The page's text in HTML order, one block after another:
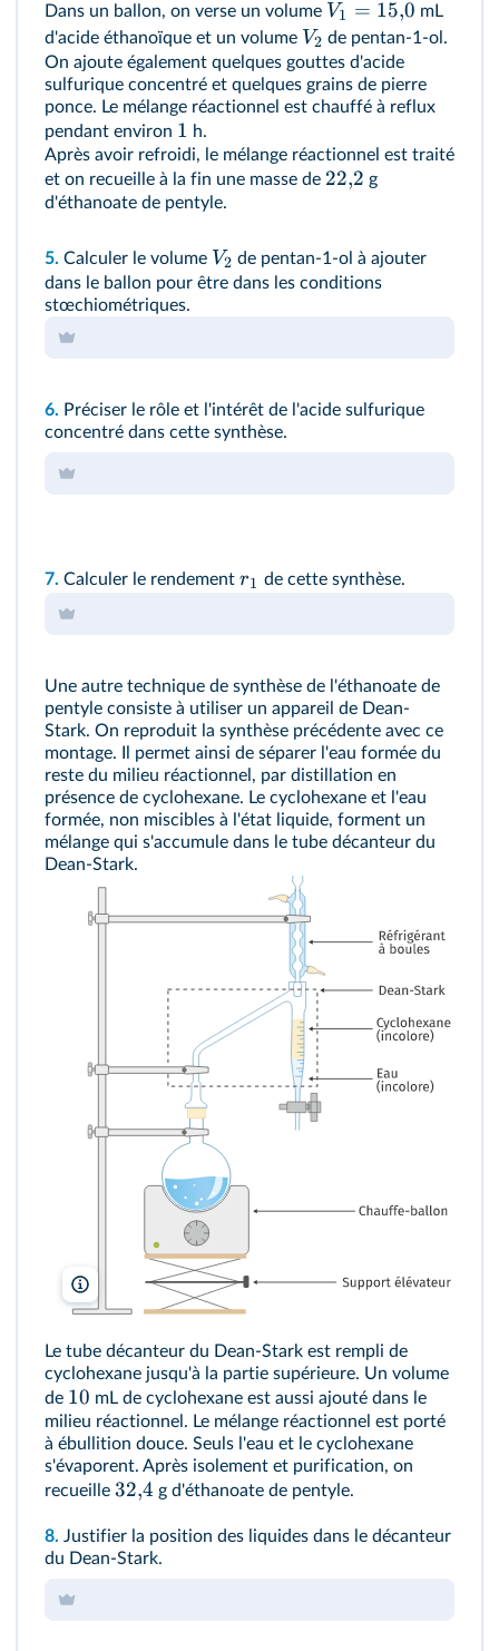
Dans un ballon, on verse un volume V1 = 15,0 mL
d'acide éthanoïque et un volume V2 de pentan-1-ol.
On ajoute également quelques gouttes d'acide
sulfurique concentré et quelques grains de pierre
ponce. Le mélange réactionnel est chauffé à reflux
pendant environ 1 h.
Après avoir refroidi, le mélange réactionnel est traité
et on recueille à la fin une masse de 22,2 g
d'éthanoate de pentyle.
5. Calculer le volume V2 de pentan-1-ol à ajouter
dans le ballon pour être dans les conditions
stœchiométriques.
6. Préciser le rôle et l'intérêt de l'acide sulfurique
concentré dans cette synthèse.
7. Calculer le rendement r1 de cette synthèse.
Une autre technique de synthèse de l'éthanoate de
pentyle consiste à utiliser un appareil de Dean-
Stark. On reproduit la synthèse précédente avec ce
montage. Il permet ainsi de séparer l'eau formée du
reste du milieu réactionnel, par distillation en
présence de cyclohexane. Le cyclohexane et l'eau
formée, non miscibles à l'état liquide, forment un
mélange qui s'accumule dans le tube décanteur du
Dean-Stark.
lelivrescolaire.fr
Le tube décanteur du Dean-Stark est rempli de
cyclohexane jusqu'à la partie supérieure. Un volume
de 10 mL de cyclohexane est aussi ajouté dans le
milieu réactionnel. Le mélange réactionnel est porté
à ébullition douce. Seuls l'eau et le cyclohexane
s'évaporent. Après isolement et purification, on
recueille 32,4 g d'éthanoate de pentyle.
8. Justifier la position des liquides dans le décanteur
du Dean-Stark.